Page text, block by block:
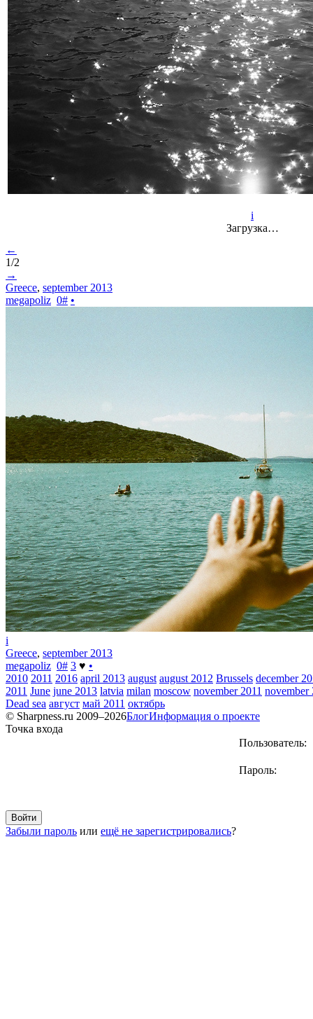
i
Загрузка…
←
1/2
→
Greece, september 2013
megapoliz 0# •
i
Greece, september 2013
megapoliz 0# 3 ♥ •
2010 2011 2016 april 2013 august august 2012 Brussels december
2011 June june 2013 latvia milan moscow november 2011 november
Dead sea август май 2011 октябрь
© Sharpness.ru 2009–2026БлогИнформация о проекте
Точка входа
Пользователь:
Пароль:
Забыли пароль или ещё не зарегистрировались?